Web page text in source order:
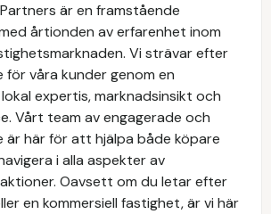
är en framstående
årtionden av erfarenhet inom
Vi strävar efter
våra kunder genom en
expertis, marknadsinsikt och
Vårt team av engagerade och
är här för att hjälpa både köpare
i alla aspekter av
Oavsett om du letar efter
en kommersiell fastighet, är vi här